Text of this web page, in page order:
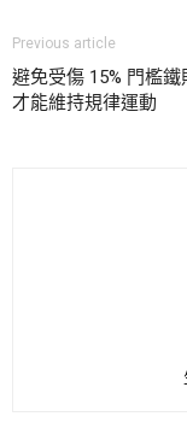
Previous article
避免受傷 15% 門檻
才能維持規律運動